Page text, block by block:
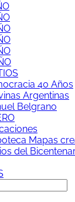
40 Años
Argentinas
Belgrano
Mapas
del